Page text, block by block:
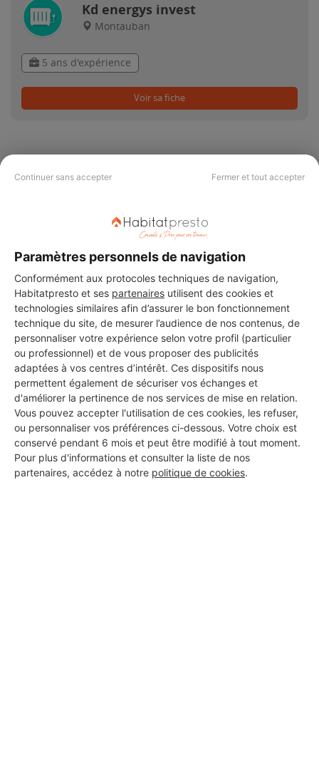
Continuer sans accepter Fermer et tout accepter
Paramètres personnels de navigation
Conformément aux protocoles techniques de navigation,
Habitatpresto et ses partenaires utilisent des cookies et
technologies similaires afin d’assurer le bon fonctionnement
technique du site, de mesurer l’audience de nos contenus, de
personnaliser votre expérience selon votre profil (particulier
ou professionnel) et de vous proposer des publicités
adaptées à vos centres d’intérêt. Ces dispositifs nous
permettent également de sécuriser vos échanges et
d'améliorer la pertinence de nos services de mise en relation.
Vous pouvez accepter l'utilisation de ces cookies, les refuser,
ou personnaliser vos préférences ci-dessous. Votre choix est
conservé pendant 6 mois et peut être modifié à tout moment.
Pour plus d'informations et consulter la liste de nos
partenaires, accédez à notre politique de cookies.
Kd energys invest
Montauban
5 ans d'expérience
Voir sa fiche
CHERCHER ?
Vous souhaitez réaliser des travaux et ne savez quel professionnel
choisir ? Demandez des devis travauxauprès de notre réseau de 5 000
professionnels partout en France.
DEMANDER UN DEVIS